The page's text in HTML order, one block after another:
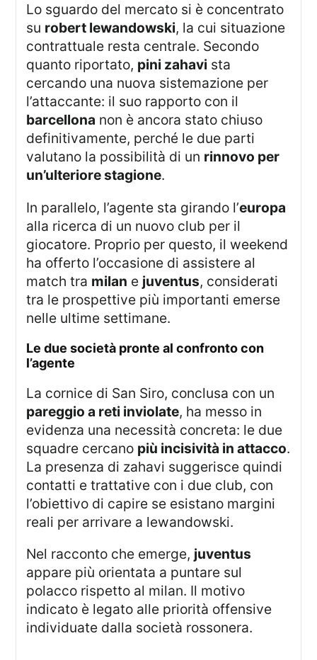
Lo sguardo del mercato si è concentrato
su robert lewandowski, la cui situazione
contrattuale resta centrale. Secondo
quanto riportato, pini zahavi sta
cercando una nuova sistemazione per
l’attaccante: il suo rapporto con il
barcellona non è ancora stato chiuso
definitivamente, perché le due parti
valutano la possibilità di un rinnovo per
un’ulteriore stagione.
In parallelo, l’agente sta girando l’europa
alla ricerca di un nuovo club per il
giocatore. Proprio per questo, il weekend
ha offerto l’occasione di assistere al
match tra milan e juventus, considerati
tra le prospettive più importanti emerse
nelle ultime settimane.
le due società pronte al confronto con
l’agente
La cornice di San Siro, conclusa con un
pareggio a reti inviolate, ha messo in
evidenza una necessità concreta: le due
squadre cercano più incisività in attacco.
La presenza di zahavi suggerisce quindi
contatti e trattative con i due club, con
l’obiettivo di capire se esistano margini
reali per arrivare a lewandowski.
Nel racconto che emerge, juventus
appare più orientata a puntare sul
polacco rispetto al milan. Il motivo
indicato è legato alle priorità offensive
individuate dalla società rossonera.